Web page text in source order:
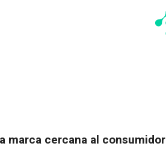
marca cercana al consumidor